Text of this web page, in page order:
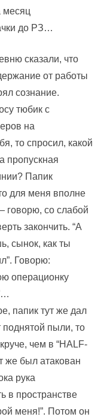
месяц
до РЗ…
сказали, что
от работы
сознание.
тюбик с
на
то спросил, какой
пропускная
Папик
для меня вполне
говорю, со слабой
закончить. “А
сынок, как ты
Говорю:
операционку
папик тут же дал
поднятой пыли, то
чем в “HALF-
же был атакован
рука
в пространстве
меня!”. Потом он